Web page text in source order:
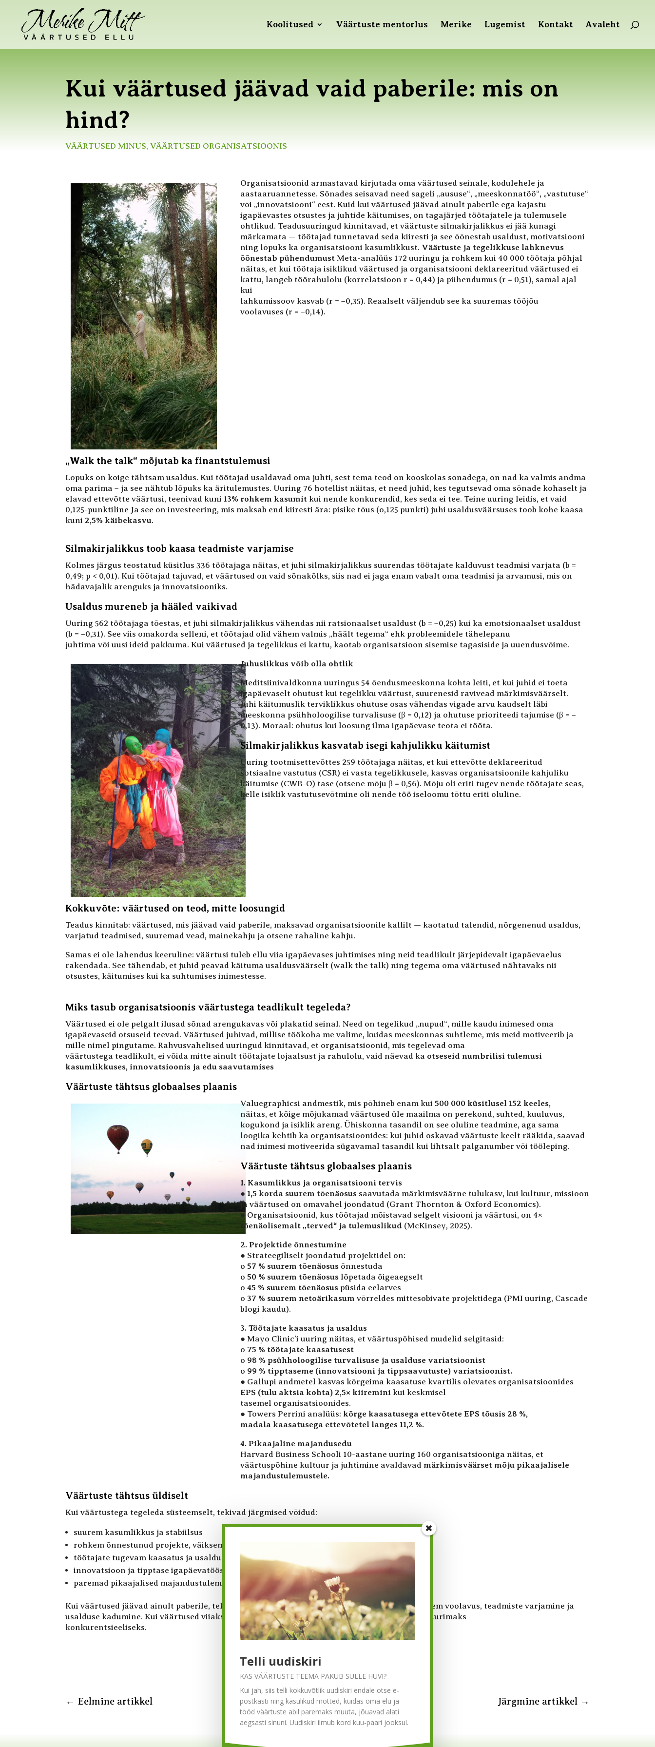
Koolitused Väärtuste mentorlus Merike Lugemist Kontakt Avaleht
Kui väärtused jäävad vaid paberile: mis on
hind?
VÄÄRTUSED MINUS,VÄÄRTUSED ORGANISATSIOONIS
Organisatsioonid armastavad kirjutada oma väärtused seinale, kodulehele ja
aastaaruannetesse. Sõnades seisavad need sageli „aususe“, „meeskonnatöö“, „vastutuse“
või „innovatsiooni“ eest. Kuid kui väärtused jäävad ainult paberile ega kajastu
igapäevastes otsustes ja juhtide käitumises, on tagajärjed töötajatele ja tulemusele
ohtlikud. Teadusuuringud kinnitavad, et väärtuste silmakirjalikkus ei jää kunagi
märkamata — töötajad tunnetavad seda kiiresti ja see õõnestab usaldust, motivatsiooni
ning lõpuks ka organisatsiooni kasumlikkust. Väärtuste ja tegelikkuse lahknevus
õõnestab pühendumustMeta-analüüs 172 uuringu ja rohkem kui 40 000 töötaja põhjal
näitas, et kui töötaja isiklikud väärtused ja organisatsiooni deklareeritud väärtused ei
kattu, langeb töörahulolu (korrelatsioon r = 0,44) ja pühendumus (r = 0,51), samal ajal
kui
lahkumissoov kasvab (r = –0,35). Reaalselt väljendub see ka suuremas tööjõu
voolavuses (r = –0,14).
„Walk the talk“ mõjutab ka finantstulemusi
Lõpuks on kõige tähtsam usaldus. Kui töötajad usaldavad oma juhti, sest tema teod on kooskõlas sõnadega, on nad ka valmis andma
oma parima – ja see nähtub lõpuks ka äritulemustes. Uuring 76 hotellist näitas, et need juhid, kes tegutsevad oma sõnade kohaselt ja
elavad ettevõtte väärtusi, teenivad kuni 13% rohkem kasumit kui nende konkurendid, kes seda ei tee. Teine uuring leidis, et vaid
0,125-punktiline Ja see on investeering, mis maksab end kiiresti ära: pisike tõus (o,125 punkti) juhi usaldusväärsuses toob kohe kaasa
kuni 2,5% käibekasvu.
Silmakirjalikkus toob kaasa teadmiste varjamise
Kolmes järgus teostatud küsitlus 336 töötajaga näitas, et juhi silmakirjalikkus suurendas töötajate kalduvust teadmisi varjata (b =
0,49; p < 0,01). Kui töötajad tajuvad, et väärtused on vaid sõnakõlks, siis nad ei jaga enam vabalt oma teadmisi ja arvamusi, mis on
hädavajalik arenguks ja innovatsiooniks.
Usaldus mureneb ja hääled vaikivad
Uuring 562 töötajaga tõestas, et juhi silmakirjalikkus vähendas nii ratsionaalset usaldust (b = –0,25) kui ka emotsionaalset usaldust
(b = –0,31). See viis omakorda selleni, et töötajad olid vähem valmis „häält tegema“ ehk probleemidele tähelepanu
juhtima või uusi ideid pakkuma. Kui väärtused ja tegelikkus ei kattu, kaotab organisatsioon sisemise tagasiside ja uuendusvõime.
Juhuslikkus võib olla ohtlik
Meditsiinivaldkonna uuringus 54 õendusmeeskonna kohta leiti, et kui juhid ei toeta
igapäevaselt ohutust kui tegelikku väärtust, suurenesid ravivead märkimisväärselt.
Juhi käitumuslik terviklikkus ohutuse osas vähendas vigade arvu kaudselt läbi
meeskonna psühholoogilise turvalisuse (β = 0,12) ja ohutuse prioriteedi tajumise (β = –
0,13). Moraal: ohutus kui loosung ilma igapäevase teota ei tööta.
Silmakirjalikkus kasvatab isegi kahjulikku käitumist
Uuring tootmisettevõttes 259 töötajaga näitas, et kui ettevõtte deklareeritud
sotsiaalne vastutus (CSR) ei vasta tegelikkusele, kasvas organisatsioonile kahjuliku
käitumise (CWB-O) tase (otsene mõju β = 0,56). Mõju oli eriti tugev nende töötajate seas,
kelle isiklik vastutusevõtmine oli nende töö iseloomu tõttu eriti oluline.
Kokkuvõte: väärtused on teod, mitte loosungid
Teadus kinnitab: väärtused, mis jäävad vaid paberile, maksavad organisatsioonile kallilt — kaotatud talendid, nõrgenenud usaldus,
varjatud teadmised, suuremad vead, mainekahju ja otsene rahaline kahju.
Samas ei ole lahendus keeruline: väärtusi tuleb ellu viia igapäevases juhtimises ning neid teadlikult järjepidevalt igapäevaelus
rakendada. See tähendab, et juhid peavad käituma usaldusväärselt (walk the talk) ning tegema oma väärtused nähtavaks nii
otsustes, käitumises kui ka suhtumises inimestesse.
Miks tasub organisatsioonis väärtustega teadlikult tegeleda?
Väärtused ei ole pelgalt ilusad sõnad arengukavas või plakatid seinal. Need on tegelikud „nupud“, mille kaudu inimesed oma
igapäevaseid otsuseid teevad. Väärtused juhivad, millise töökoha me valime, kuidas meeskonnas suhtleme, mis meid motiveerib ja
mille nimel pingutame. Rahvusvahelised uuringud kinnitavad, et organisatsioonid, mis tegelevad oma
väärtustega teadlikult, ei võida mitte ainult töötajate lojaalsust ja rahulolu, vaid näevad ka otseseid numbrilisi tulemusi
kasumlikkuses, innovatsioonis ja edu saavutamises
Väärtuste tähtsus globaalses plaanis
Valuegraphicsi andmestik, mis põhineb enam kui 500 000 küsitlusel 152 keeles,
näitas, et kõige mõjukamad väärtused üle maailma on perekond, suhted, kuuluvus,
kogukond ja isiklik areng. Ühiskonna tasandil on see oluline teadmine, aga sama
loogika kehtib ka organisatsioonides: kui juhid oskavad väärtuste keelt rääkida, saavad
nad inimesi motiveerida sügavamal tasandil kui lihtsalt palganumber või tööleping.
Väärtuste tähtsus globaalses plaanis
1. Kasumlikkus ja organisatsiooni tervis
● 1,5 korda suurem tõenäosussaavutada märkimisväärne tulukasv, kui kultuur, missioon
ja väärtused on omavahel joondatud (Grant Thornton & Oxford Economics).
● Organisatsioonid, kus töötajad mõistavad selgelt visiooni ja väärtusi, on 4×
tõenäolisemalt „terved“ ja tulemuslikud (McKinsey, 2025).
2. Projektide õnnestumine
● Strateegiliselt joondatud projektidel on:
o 57 % suurem tõenäosusõnnestuda
o 50 % suurem tõenäosus lõpetada õigeaegselt
o 45 % suurem tõenäosuspüsida eelarves
o 37 % suurem netoärikasum võrreldes mittesobivate projektidega (PMI uuring, Cascade
blogi kaudu).
3. Töötajate kaasatus ja usaldus
● Mayo Clinic’i uuring näitas, et väärtuspõhised mudelid selgitasid:
o 75 % töötajate kaasatusest
o 98 % psühholoogilise turvalisuse ja usalduse variatsioonist
o 99 % tipptaseme (innovatsiooni ja tippsaavutuste) variatsioonist.
● Gallupi andmetel kasvas kõrgeima kaasatuse kvartilis olevates organisatsioonides
EPS (tulu aktsia kohta) 2,5× kiiremini kui keskmisel
tasemel organisatsioonides.
● Towers Perrini analüüs: kõrge kaasatusega ettevõtete EPS tõusis 28 %,
madala kaasatusega ettevõtetel langes 11,2 %.
4. Pikaajaline majandusedu
Harvard Business Schooli 10-aastane uuring 160 organisatsiooniga näitas, et
väärtuspõhine kultuur ja juhtimine avaldavad märkimisväärset mõju pikaajalisele
majandustulemustele.
Väärtuste tähtsus üldiselt
Kui väärtustega tegeleda süsteemselt, tekivad järgmised võidud:
suurem kasumlikkus ja stabiilsus
rohkem õnnestunud projekte, väiksemad riskid
töötajate tugevam kaasatus ja usaldus
innovatsioon ja tipptase igapäevatöös
paremad pikaajalised majandustulemused
Kui väärtused jäävad ainult paberile, tekivad kahjud: madalam rahulolu ja pühendumus, suurem voolavus, teadmiste varjamine ja
usalduse kadumine. Kui väärtused viiakse päriselt ellu, muutuvad need aga organisatsiooni suurimaks
konkurentsieeliseks.
← Eelmine artikkel Järgmine artikkel→
Telli uudiskiri
KAS VÄÄRTUSTE TEEMA PAKUB SULLE HUVI?
Kui jah, siis telli kokkuvõtlik uudiskiri endale otse e-
postkasti ning kasulikud mõtted, kuidas oma elu ja
tööd väärtuste abil paremaks muuta, jõuavad alati
aegsasti sinuni. Uudiskiri ilmub kord kuu-paari jooksul.